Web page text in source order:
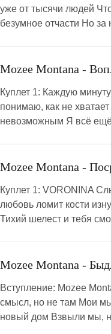
уже от тысячи людей
безумное отчасти Но за
Mozee Montana -
Куплет 1: Каждую
понимаю, как не
невозможным Я всё ещё
Mozee Montana -
Куплет 1: VORONINA
любовь ломит кости
Тихий шелест и тебя
Mozee Montana -
Вступление: Mozee
смысл, но не там Мои
новый дом Взвыли мы,